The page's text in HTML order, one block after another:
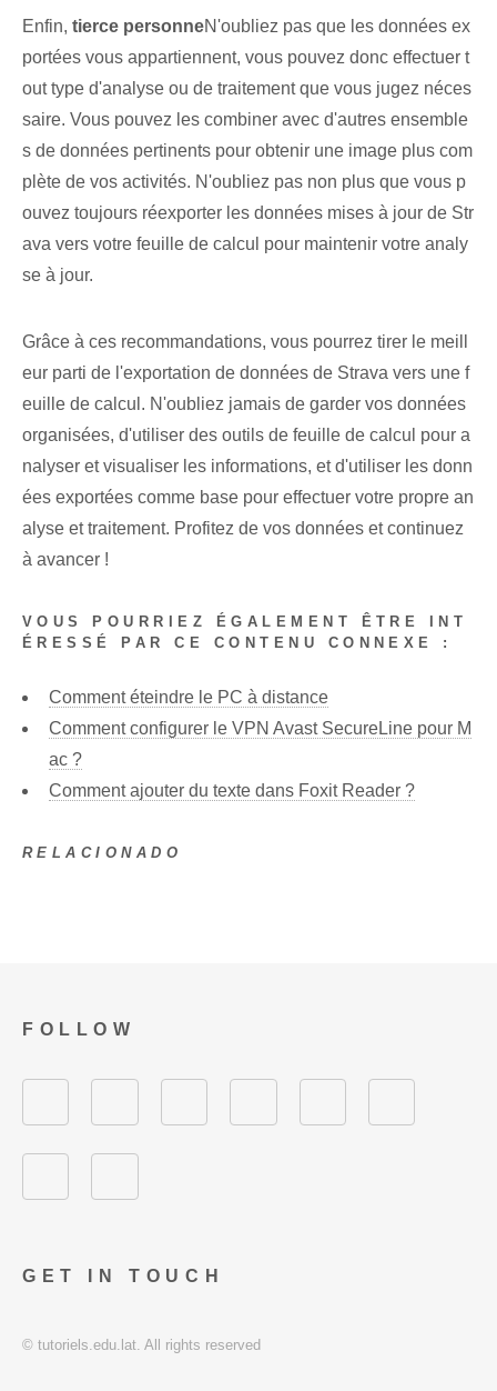
Enfin,⁣ tierce personneN'oubliez pas que les données ex
portées vous appartiennent, vous pouvez donc effectuer t
out type d'analyse ou de traitement que vous jugez néces
saire. Vous pouvez les combiner avec d'autres ensemble
s de données pertinents pour obtenir une image plus com
plète de vos activités. N'oubliez pas non plus que vous p
ouvez toujours réexporter les données mises à jour de Str
ava vers votre feuille de calcul pour maintenir votre analy
se à jour.
Grâce à ces recommandations, vous pourrez tirer le meill
eur parti de l'exportation de données‌ de Strava vers une f
euille de calcul. N'oubliez jamais de garder vos données
organisées, d'utiliser des outils de feuille de calcul⁤ pour a
nalyser et visualiser les informations, et d'utiliser les donn
ées exportées comme base pour effectuer votre propre an
alyse et traitement. Profitez de vos données et continuez
à avancer !
VOUS POURRIEZ ÉGALEMENT ÊTRE INT
ÉRESSÉ PAR CE CONTENU CONNEXE :
Comment éteindre le PC à distance
Comment configurer le VPN Avast SecureLine pour M
ac ?
Comment ajouter du texte dans Foxit Reader ?
RELACIONADO
GET IN TOUCH
FOLLOW
© tutoriels.edu.lat. All rights reserved